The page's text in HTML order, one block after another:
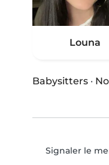
Louna
Babysitters ·
Signaler le